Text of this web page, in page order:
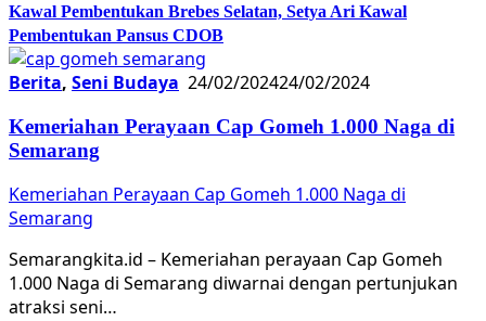
Kawal Pembentukan Brebes Selatan, Setya Ari Kawal
Pembentukan Pansus CDOB
Berita, Seni Budaya 24/02/202424/02/2024
Kemeriahan Perayaan Cap Gomeh 1.000 Naga di
Semarang
Kemeriahan Perayaan Cap Gomeh 1.000 Naga di
Semarang
Semarangkita.id – Kemeriahan perayaan Cap Gomeh
1.000 Naga di Semarang diwarnai dengan pertunjukan
atraksi seni…